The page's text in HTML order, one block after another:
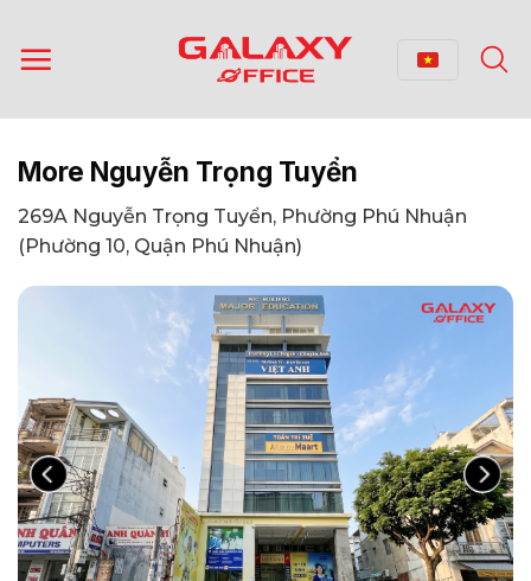
qua
nội
More Nguyễn Trọng Tuyển
269A Nguyễn Trọng Tuyển, Phường Phú Nhuận
(Phường 10, Quận Phú Nhuận)